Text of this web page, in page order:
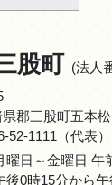
股町 (法人
郡三股町五本
52-1111 （代表
曜日～金曜日 午
後0時15分から